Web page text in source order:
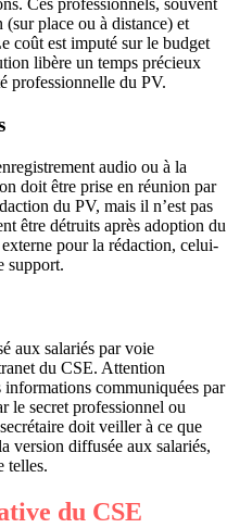
Ces professionnels, souvent
place ou à distance) et
coût est imputé sur le budget
libère un temps précieux
professionnelle du PV.
audio ou à la
doit être prise en réunion par
du PV, mais il n’est pas
être détruits après adoption du
pour la rédaction, celui-
support.
aux salariés par voie
du CSE. Attention
communiquées par
le secret professionnel ou
doit veiller à ce que
version diffusée aux salariés,
telles.
du CSE